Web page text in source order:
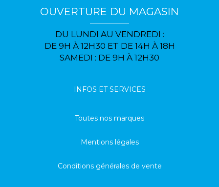
OUVERTURE DU MAGASIN
DU LUNDI AU VENDREDI :
DE 9H À 12H30 ET DE 14H À 18H
SAMEDI : DE 9H À 12H30
INFOS ET SERVICES
Toutes nos marques
Mentions légales
Conditions générales de vente